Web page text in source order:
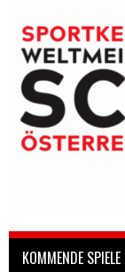
KOMMENDE SPIELE